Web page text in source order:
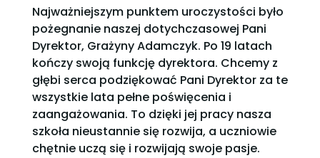
Najważniejszym punktem uroczystości było
pożegnanie naszej dotychczasowej Pani
Dyrektor, Grażyny Adamczyk. Po 19 latach
kończy swoją funkcję dyrektora. Chcemy z
głębi serca podziękować Pani Dyrektor za te
wszystkie lata pełne poświęcenia i
zaangażowania. To dzięki jej pracy nasza
szkoła nieustannie się rozwija, a uczniowie
chętnie uczą się i rozwijają swoje pasje.